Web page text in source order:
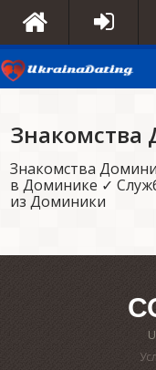
Знакомства
Знакомства
в Доминике ✓
из Доминики